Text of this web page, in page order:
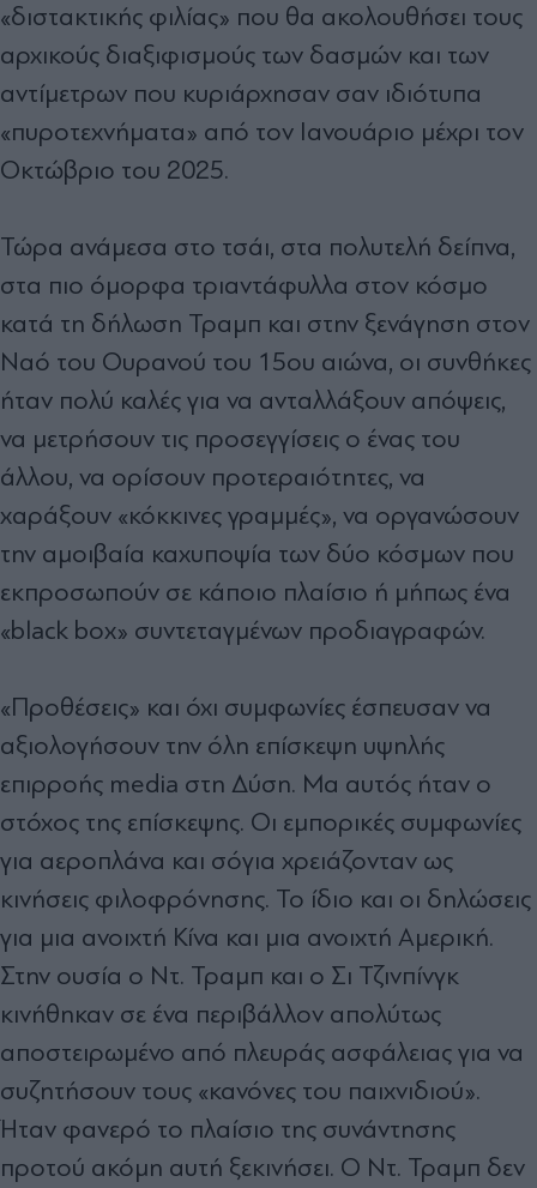
«διστακτικής φιλίας» που θα ακολουθήσει τους
αρχικούς διαξιφισµούς των δασµών και των
αντίµετρων που κυριάρχησαν σαν ιδιότυπα
«πυροτεχνήµατα» από τον Ιανουάριο µέχρι τον
Οκτώβριο του 2025.
Τώρα ανάµεσα στο τσάι, στα πολυτελή δείπνα,
στα πιο όµορφα τριαντάφυλλα στον κόσµο
κατά τη δήλωση Τραµπ και στην ξενάγηση στον
Ναό του Ουρανού του 15ου αιώνα, οι συνθήκες
ήταν πολύ καλές για να ανταλλάξουν απόψεις,
να µετρήσουν τις προσεγγίσεις ο ένας του
άλλου, να ορίσουν προτεραιότητες, να
χαράξουν «κόκκινες γραµµές», να οργανώσουν
την αµοιβαία καχυποψία των δύο κόσµων που
εκπροσωπούν σε κάποιο πλαίσιο ή µήπως ένα
«black box» συντεταγµένων προδιαγραφών.
«Προθέσεις» και όχι συµφωνίες έσπευσαν να
αξιολογήσουν την όλη επίσκεψη υψηλής
επιρροής media στη ∆ύση. Μα αυτός ήταν ο
στόχος της επίσκεψης. Οι εµπορικές συµφωνίες
για αεροπλάνα και σόγια χρειάζονταν ως
κινήσεις φιλοφρόνησης. Το ίδιο και οι δηλώσεις
για µια ανοιχτή Κίνα και µια ανοιχτή Αµερική.
Στην ουσία ο Ντ. Τραµπ και ο Σι Τζινπίνγκ
κινήθηκαν σε ένα περιβάλλον απολύτως
αποστειρωµένο από πλευράς ασφάλειας για να
συζητήσουν τους «κανόνες του παιχνιδιού».
Ήταν φανερό το πλαίσιο της συνάντησης
προτού ακόµη αυτή ξεκινήσει. Ο Ντ. Τραµπ δεν